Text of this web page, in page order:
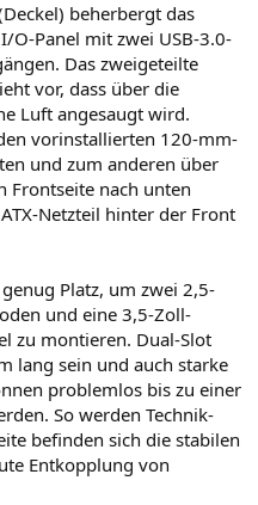
beherbergt das
O-Panel mit zwei USB-3.0-
Das zweigeteilte
vor, dass über die
Luft angesaugt wird.
vorinstallierten 120-mm-
und zum anderen über
Frontseite nach unten
Netzteil hinter der Front
Platz, um zwei 2,5-
und eine 3,5-Zoll-
zu montieren. Dual-Slot
lang sein und auch starke
problemlos bis zu einer
So werden Technik-
befinden sich die stabilen
Entkopplung von